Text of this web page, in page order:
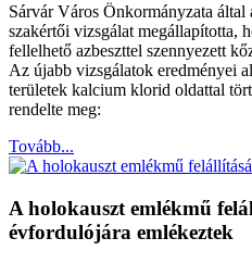
Sárvár Város Önkormányzata
szakértői vizsgálat megállapította,
fellelhető azbeszttel szennyezett
Az újabb vizsgálatok eredményei
területek kalcium klorid oldattal
rendelte meg:
Tovább...
A holokauszt emlékmű
évfordulójára emlékeztek